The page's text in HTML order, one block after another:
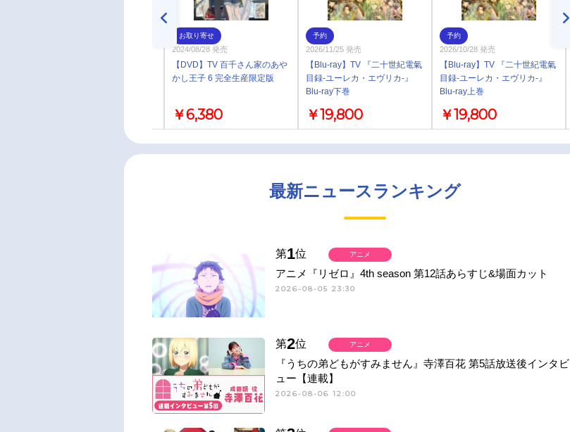
お取り寄せ
2024/08/28 発売
【DVD】TV 百千さん家のあや
かし王子 6 完全生産限定版
￥6,380
予約
2026/11/25 発売
【Blu-ray】TV 『二十世紀電氣
目録-ユーレカ・エヴリカ-』
Blu-ray下巻
￥19,800
予約
2026/10/28 発売
【Blu-ray】TV 『二十世紀電氣
目録-ユーレカ・エヴリカ-』
Blu-ray上巻
￥19,800
最新ニュースランキング
第1位
アニメ『リゼロ』4th season 第12話あらすじ&場面カット
2026-08-05 23:30
アニメ
第2位
『うちの弟どもがすみません』寺澤百花 第5話放送後インタビ
ュー【連載】
2026-08-06 12:00
アニメ